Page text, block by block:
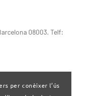
08003. Telf:
per conèixer l’ús